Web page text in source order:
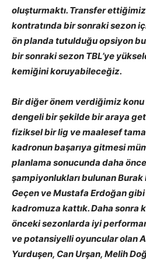
oluşturmaktı. Transfer
kontratında bir sonraki sezon
ön planda tutulduğu opsiyon
bir sonraki sezon TBL’ye
kemiğini koruyabileceğiz.
Bir diğer önem verdiğimiz
dengeli bir şekilde bir araya
fiziksel bir lig ve maalesef
kadronun başarıya gitmesi
planlama sonucunda daha önce
şampiyonlukları bulunan Burak
Geçen ve Mustafa Erdoğan
kadromuza kattık. Daha sonra
önceki sezonlarda iyi
ve potansiyelli oyuncular olan
Yurduşen, Can Urşan, Melih